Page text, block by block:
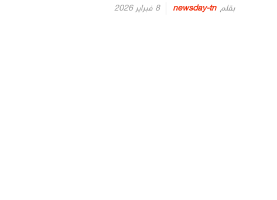
بقلم newsday-tn
Posted
8 فبراير 2026